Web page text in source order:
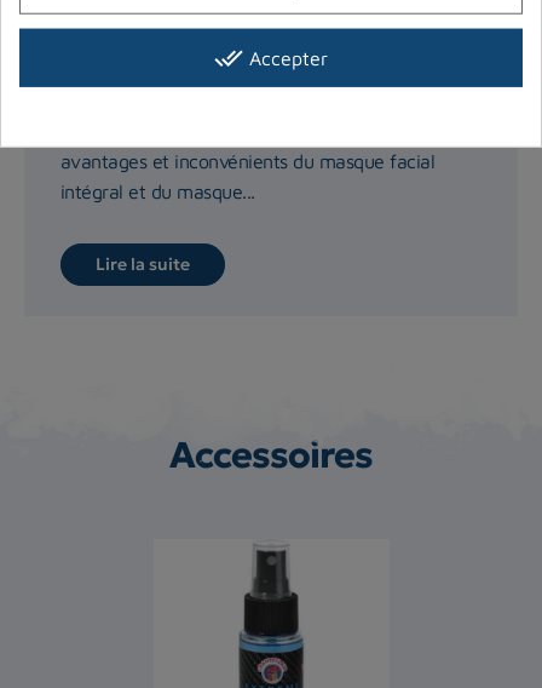
Meilleur masque de snorkeling :
masque facial intégral ou classique
avantages et inconvénients du masque facial
intégral et du masque...
Lire la suite
Accessoires
done_all Accepter